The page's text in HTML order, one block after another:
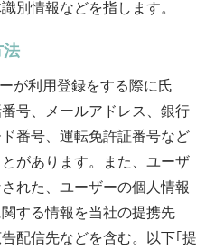
別情報などを指します。
法
が利用登録をする際に氏
号、メールアドレス、銀行
番号、運転免許証番号など
があります。また、ユーザ
れた、ユーザーの個人情報
する情報を当社の提携先
配信先などを含む。以下｢提